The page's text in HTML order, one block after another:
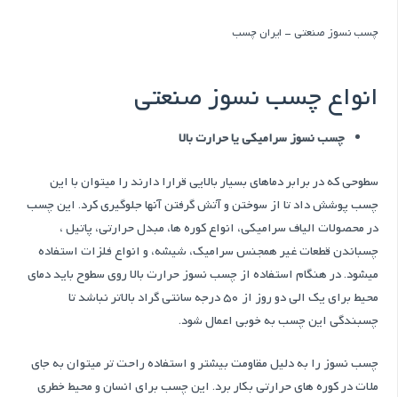
چسب نسوز صنعتی – ایران چسب
انواع چسب نسوز صنعتی
چسب نسوز سرامیکی یا حرارت بالا
سطوحی که در برابر دماهای بسیار بالایی قرارا دارند را میتوان با این
چسب پوشش داد تا از سوختن و آتش گرفتن آنها جلوگیری کرد. این چسب
در محصولات الیاف سرامیکی، انواع کوره ها، مبدل حرارتی، پاتیل ،
چسباندن قطعات غیر همجنس سرامیک، شیشه، و انواع فلزات استفاده
میشود. در هنگام استفاده از چسب نسوز حرارت بالا روی سطوح باید دمای
محیط برای یک الی دو روز از 50 درجه سانتی گراد بالاتر نباشد تا
چسبندگی این چسب به خوبی اعمال شود.
چسب نسوز را به دلیل مقاومت بیشتر و استفاده راحت تر میتوان به جای
ملات در کوره های حرارتی بکار برد. این چسب برای انسان و محیط خطری